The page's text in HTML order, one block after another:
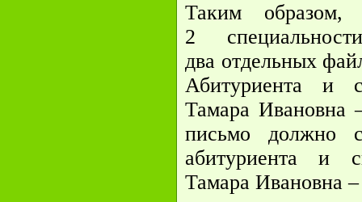
Таким
2
два отдельных
Абитуриента и
Тамара Ивановна
письмо должно
абитуриента и
Тамара Ивановна